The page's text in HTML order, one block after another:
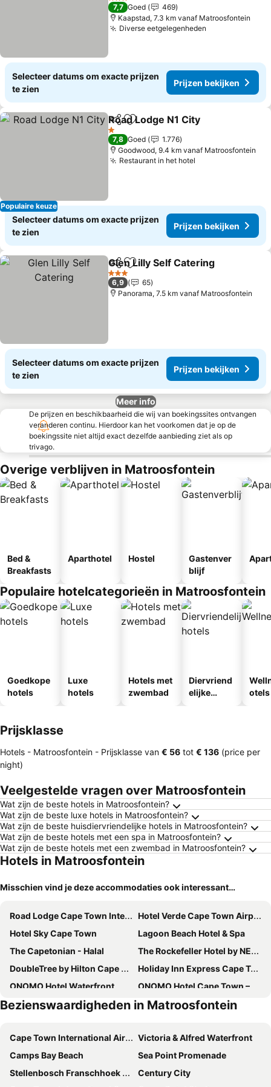
3 Sterren
7,7 Goed
469
Kaapstad, 7.3 km vanaf Matroosfontein
Diverse eetgelegenheden
Selecteer datums om exacte prijzen
te zien
Prijzen bekijken
Populaire keuze
DelenToevoegen aan favorieten
Road Lodge N1 City
1 Sterren
7,8 Goed
1.776
Goodwood, 9.4 km vanaf Matroosfontein
Restaurant in het hotel
Selecteer datums om exacte prijzen
te zien
Prijzen bekijken
DelenToevoegen aan favorieten
Glen Lilly Self Catering
3 Sterren
6,9
65
Panorama, 7.5 km vanaf Matroosfontein
Selecteer datums om exacte prijzen
te zien
Prijzen bekijken
Meer info
De prijzen en beschikbaarheid die wij van boekingssites ontvangen
veranderen continu. Hierdoor kan het voorkomen dat je op de
boekingssite niet altijd exact dezelfde aanbieding ziet als op
trivago.
Overige verblijven in Matroosfontein
Bed &
Breakfasts
Aparthotel Hostel
Gastenver
blijf
Populaire hotelcategorieën in Matroosfontein
Goedkope
hotels
Luxe
hotels
Hotels met
zwembad
Diervriend
elijke
otels
Prijsklasse
Hotels - Matroosfontein - Prijsklasse van ‎€ 56 tot ‎€ 136 (price per
night)
Veelgestelde vragen over Matroosfontein
Wat zijn de beste hotels in Matroosfontein?
Wat zijn de beste luxe hotels in Matroosfontein?
Wat zijn de beste huisdiervriendelijke hotels in Matroosfontein?
Wat zijn de beste hotels met een spa in Matroosfontein?
Wat zijn de beste hotels met een zwembad in Matroosfontein?
Hotels in Matroosfontein
Misschien vind je deze accommodaties ook interessant…
Road Lodge Cape Town International Airport
Hotel Verde Cape Town Airport
Hotel Sky Cape Town
Lagoon Beach Hotel & Spa
The Capetonian - Halal
The Rockefeller Hotel by NEWMARK
DoubleTree by Hilton Cape Town - Upper Eastside
Holiday Inn Express Cape Town City Centre By Ihg
ONOMO Hotel Waterfront
ONOMO Hotel Cape Town – Inn On The Square
Protea Hotel Cape Town Waterfront Breakwater Lodge
Asara Wine Estate & Hotel
Taj Cape Town
Cresta Grande Cape Town
City Lodge Hotel V&A Waterfront
AC Hotel Cape Town Waterfront
The Onyx Apartment Hotel by NEWMARK
The Commodore Hotel
Bezienswaardigheden in Matroosfontein
Cape Town International Airport
Victoria & Alfred Waterfront
Camps Bay Beach
Sea Point Promenade
Stellenbosch Franschhoek and Paarl Valley Wine Day Trip
Century City